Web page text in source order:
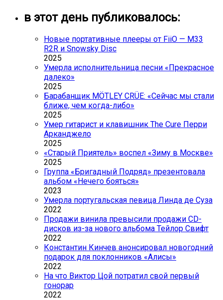
в этот день публиковалось:
Новые портативные плееры от FiiO — M33
R2R и Snowsky Disc
2025
Умерла исполнительница песни «Прекрасное
далеко»
2025
Барабанщик MÖTLEY CRÜE: «Сейчас мы стали
ближе, чем когда-либо»
2025
Умер гитарист и клавишник The Cure Перри
Арканджело
2025
«Старый Приятель» воспел «Зиму в Москве»
2025
Группа «Бригадный Подряд» презентовала
альбом «Нечего бояться»
2023
Умерла португальская певица Линда де Суза
2022
Продажи винила превысили продажи CD-
дисков из-за нового альбома Тейлор Свифт
2022
Константин Кинчев анонсировал новогодний
подарок для поклонников «Алисы»
2022
На что Виктор Цой потратил свой первый
гонорар
2022